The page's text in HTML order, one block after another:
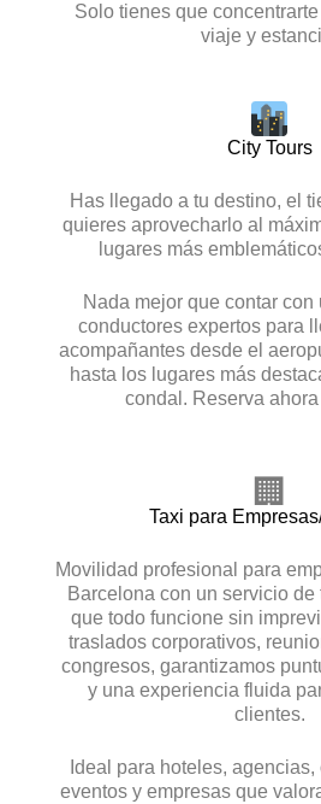
Solo tienes que
viaje y
City Tours
Has llegado a tu destino, el
quieres aprovecharlo al
lugares más
Nada mejor que contar con
conductores expertos para
acompañantes desde el
hasta los lugares más
condal. Reserva
🏢
Taxi para
Movilidad profesional para
Barcelona con un servicio de
que todo funcione sin
traslados corporativos,
congresos, garantizamos
y una experiencia fluida
clientes.
Ideal para hoteles,
eventos y empresas que